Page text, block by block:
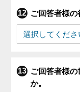
ご回答者様の
ご回答者様
か。